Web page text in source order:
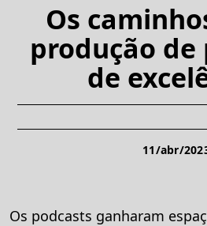
Os
produção de
de
11/abr/
Os podcasts ganharam